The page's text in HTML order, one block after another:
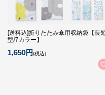
[送料込]折りたたみ傘用収納袋【長
型/7カラー】
1,650円(税込)